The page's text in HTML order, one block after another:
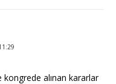
alınan kararlar